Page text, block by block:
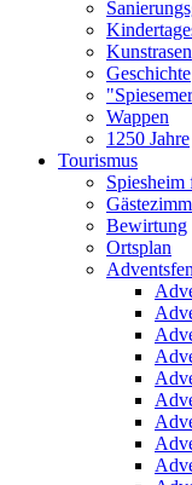
Geschichte
Wappen
1250 Jahre
Tourismus
Spiesheim
Bewirtung
Ortsplan